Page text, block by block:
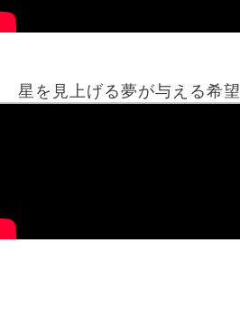
星を見上げる夢が与える希望